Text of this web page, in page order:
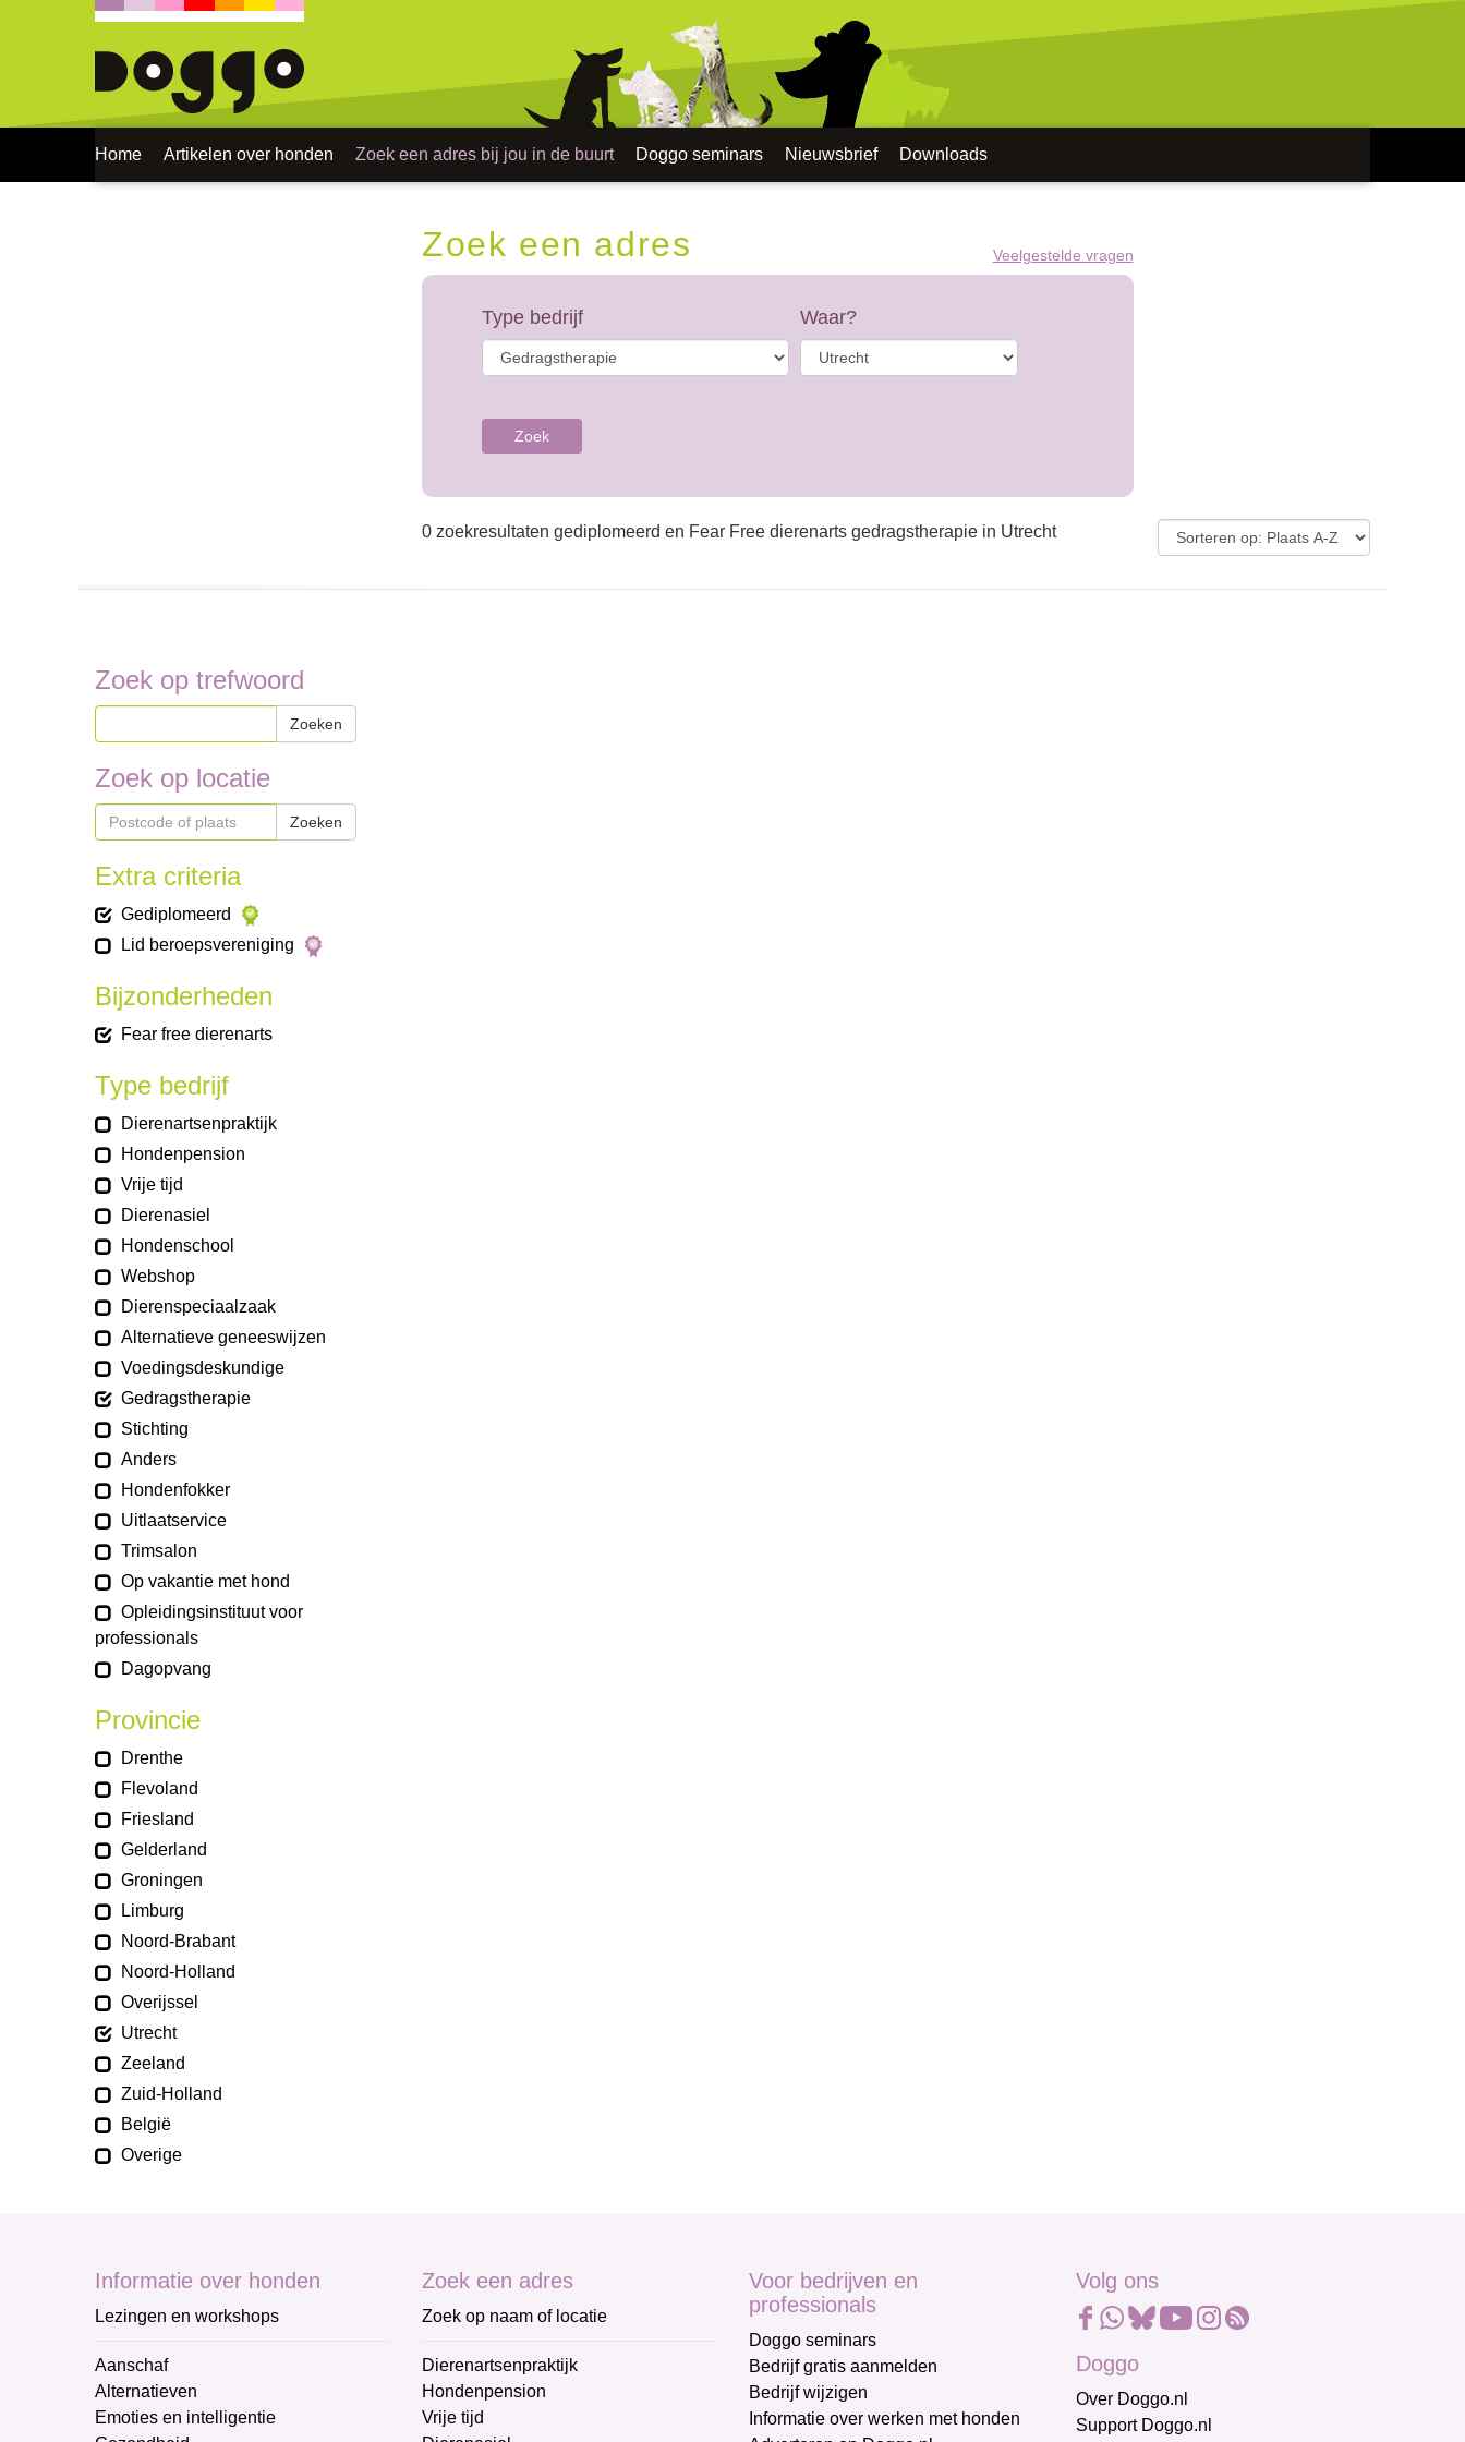
Home Artikelen over honden Zoek een adres bij jou in de buurt Doggo seminars Nieuwsbrief Downloads
Zoek een adres Veelgestelde vragen
Type bedrijf Waar?
Zoek
0 zoekresultaten gediplomeerd en Fear Free dierenarts gedragstherapie in Utrecht
Zoek op trefwoord
Zoeken
Zoek op locatie
Zoeken
Extra criteria
Gediplomeerd
Lid beroepsvereniging
Bijzonderheden
Fear free dierenarts
Type bedrijf
Dierenartsenpraktijk
Hondenpension
Vrije tijd
Dierenasiel
Hondenschool
Webshop
Dierenspeciaalzaak
Alternatieve geneeswijzen
Voedingsdeskundige
Gedragstherapie
Stichting
Anders
Hondenfokker
Uitlaatservice
Trimsalon
Op vakantie met hond
Opleidingsinstituut voor
professionals
Dagopvang
Provincie
Drenthe
Flevoland
Friesland
Gelderland
Groningen
Limburg
Noord-Brabant
Noord-Holland
Overijssel
Utrecht
Zeeland
Zuid-Holland
België
Overige
Informatie over honden
Lezingen en workshops
Aanschaf
Alternatieven
Emoties en intelligentie
Zoek een adres
Zoek op naam of locatie
Dierenartsenpraktijk
Hondenpension
Vrije tijd
Voor bedrijven en
professionals
Doggo seminars
Bedrijf gratis aanmelden
Bedrijf wijzigen
Informatie over werken met honden
Volg ons
Doggo
Over Doggo.nl
Support Doggo.nl